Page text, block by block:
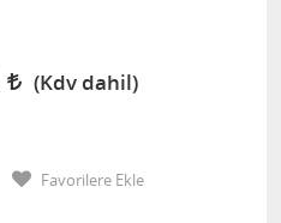
PinterestFavorilere Ekle